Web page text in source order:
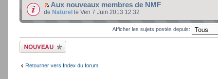
Aux nouveaux membres de NMF
de Naturel le Ven 7 Juin 2013 12:32
Afficher les sujets postés depuis:
Ecrire un nouveau
sujet
Retourner vers Index du forum